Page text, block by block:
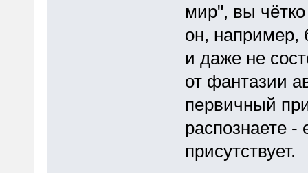
мир", вы чётко
он, например,
и даже не
от фантазии
первичный
распознаете
присутствует.